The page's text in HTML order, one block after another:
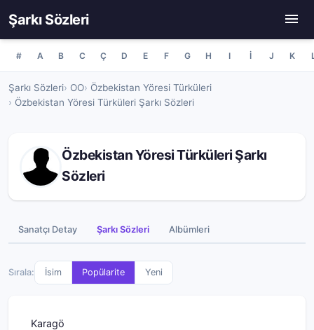
Şarkı Sözleri
# A B C Ç D E F G H I İ J K
Şarkı Sözleri OO
Özbekistan Yöresi Türküleri
Özbekistan Yöresi Türküleri Şarkı Sözleri
Özbekistan Yöresi Türküleri Şarkı
Sözleri
Sanatçı Detay Şarkı Sözleri Albümleri
Sırala: İsim Popülarite Yeni
Karagö